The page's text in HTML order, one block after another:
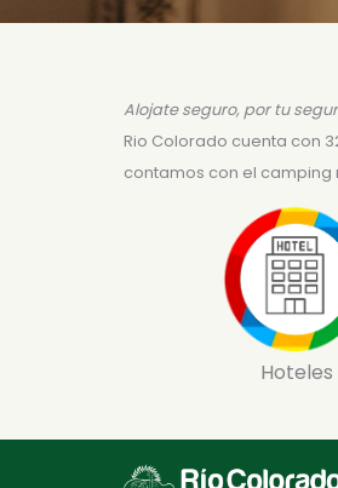
Alojate seguro, por tu
Rio Colorado cuenta con
contamos con el camping
Hoteles